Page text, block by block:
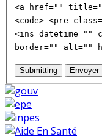
<a href=""
<code> <pre
<ins datetime=""
border="" alt=""
Submitting Envoyer